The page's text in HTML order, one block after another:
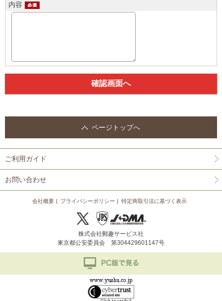
内容
ページトップへ
ご利用ガイド
お問い合わせ
会社概要 プライバシーポリシー 特定商取引法に基づく表示
株式会社郵趣サービス社
東京都公安委員会 第304429601147号